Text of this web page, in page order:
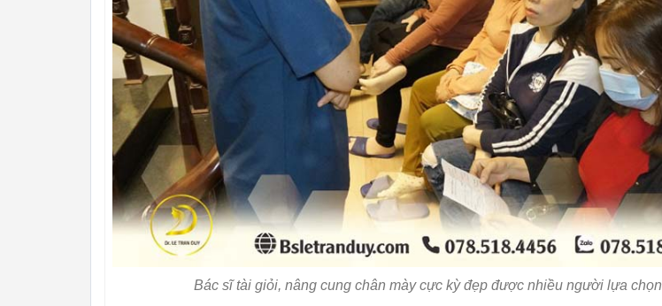
Bác sĩ tài giỏi, nâng cung chân mày cực kỳ đẹp được nhiều người lựa chọn